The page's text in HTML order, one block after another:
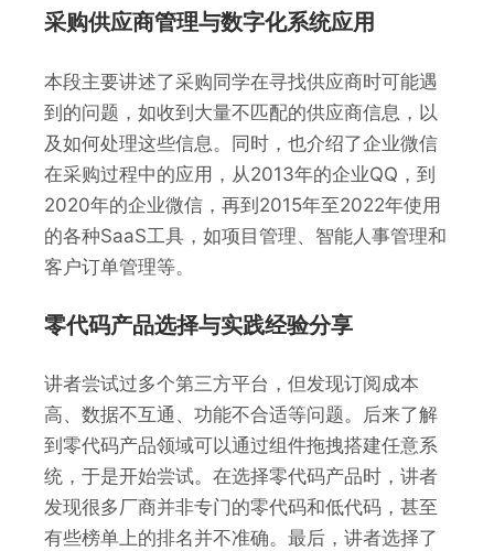
采购供应商管理与数字化系统应用
本段主要讲述了采购同学在寻找供应商时可能遇
到的问题，如收到大量不匹配的供应商信息，以
及如何处理这些信息。同时，也介绍了企业微信
在采购过程中的应用，从2013年的企业QQ，到
2020年的企业微信，再到2015年至2022年使用
的各种SaaS工具，如项目管理、智能人事管理和
客户订单管理等。
零代码产品选择与实践经验分享
讲者尝试过多个第三方平台，但发现订阅成本
高、数据不互通、功能不合适等问题。后来了解
到零代码产品领域可以通过组件拖拽搭建任意系
统，于是开始尝试。在选择零代码产品时，讲者
发现很多厂商并非专门的零代码和低代码，甚至
有些榜单上的排名并不准确。最后，讲者选择了